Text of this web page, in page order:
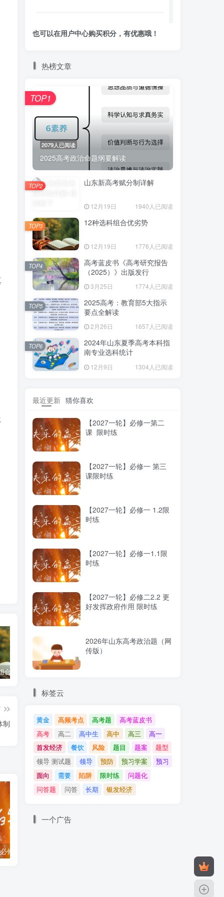
合优劣势
制
也可以在用户中心购买积分，有优惠哦！
热榜文章
2079人已阅读
2025高考政治命题纲要解读
TOP1
山东新高考赋分制详解
12月19日 1940人已阅读
TOP2
12种选科组合优劣势
12月19日 1776人已阅读
TOP3
高考蓝皮书《高考研究报告
（2025）》出版发行
3月25日 1774人已阅读
TOP4
2025高考：教育部5大指示
要点全解读
2月26日 1657人已阅读
TOP5
2024年山东夏季高考本科指
南专业选科统计
12月9日 1304人已阅读
TOP6
最近更新 猜你喜欢
【2027一轮】必修一第二
课 限时练
【2027一轮】必修一 第三
课限时练
【2027一轮】必修一 1.2限
时练
【2027一轮】必修一1.1限
时练
【2027一轮】必修二2.2 更
好发挥政府作用 限时练
2026年山东高考政治题（网
传版）
标签云
黄金 高频考点 高考题
高考蓝皮书
高考
高二 高中生 高中 高三
高一
首发经济
餐饮 风险 题目 题案
题型
领导 测试题
领导 预防 预习学案
预习
面向
需要 陷阱 限时练
问题化
问答题
问答 长期 银发经济
一个广告